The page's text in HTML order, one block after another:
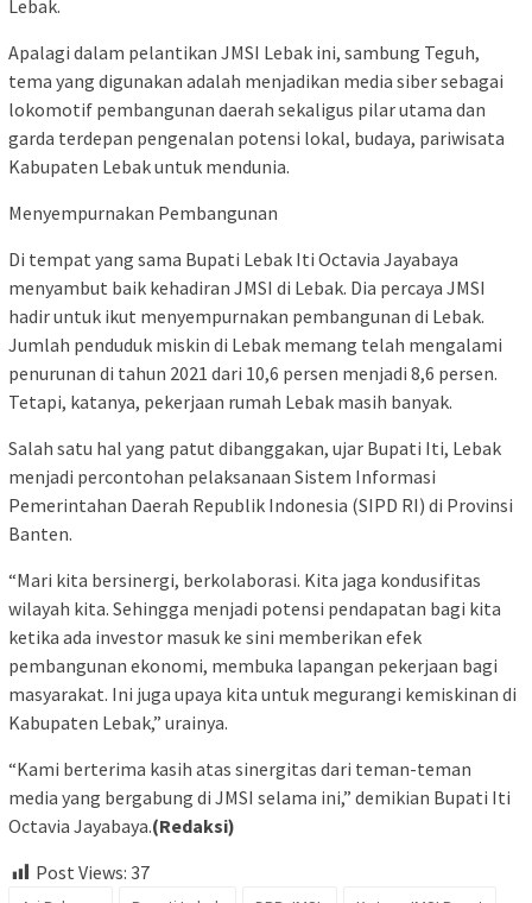
Lebak.
Apalagi dalam pelantikan JMSI Lebak ini, sambung Teguh,
tema yang digunakan adalah menjadikan media siber sebagai
lokomotif pembangunan daerah sekaligus pilar utama dan
garda terdepan pengenalan potensi lokal, budaya, pariwisata
Kabupaten Lebak untuk mendunia.
Menyempurnakan Pembangunan
Di tempat yang sama Bupati Lebak Iti Octavia Jayabaya
menyambut baik kehadiran JMSI di Lebak. Dia percaya JMSI
hadir untuk ikut menyempurnakan pembangunan di Lebak.
Jumlah penduduk miskin di Lebak memang telah mengalami
penurunan di tahun 2021 dari 10,6 persen menjadi 8,6 persen.
Tetapi, katanya, pekerjaan rumah Lebak masih banyak.
Salah satu hal yang patut dibanggakan, ujar Bupati Iti, Lebak
menjadi percontohan pelaksanaan Sistem Informasi
Pemerintahan Daerah Republik Indonesia (SIPD RI) di Provinsi
Banten.
“Mari kita bersinergi, berkolaborasi. Kita jaga kondusifitas
wilayah kita. Sehingga menjadi potensi pendapatan bagi kita
ketika ada investor masuk ke sini memberikan efek
pembangunan ekonomi, membuka lapangan pekerjaan bagi
masyarakat. Ini juga upaya kita untuk megurangi kemiskinan di
Kabupaten Lebak,” urainya.
“Kami berterima kasih atas sinergitas dari teman-teman
media yang bergabung di JMSI selama ini,” demikian Bupati Iti
Octavia Jayabaya.(Redaksi)
Post Views: 37